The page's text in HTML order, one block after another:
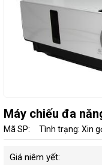
Máy chiếu đa
Mã SP: Tình trạng: Xin
Giá niêm yết: